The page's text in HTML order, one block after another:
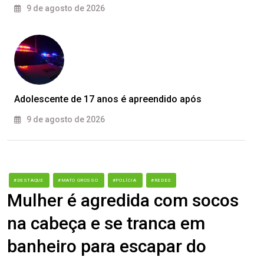
9 de agosto de 2026
Adolescente de 17 anos é apreendido após
9 de agosto de 2026
#DESTAQUE #MATO GROSSO #POLÍCIA #REDES
Mulher é agredida com socos
na cabeça e se tranca em
banheiro para escapar do